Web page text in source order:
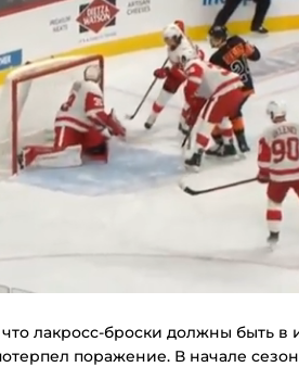
лакросс-броски должны быть в
поражение. В начале